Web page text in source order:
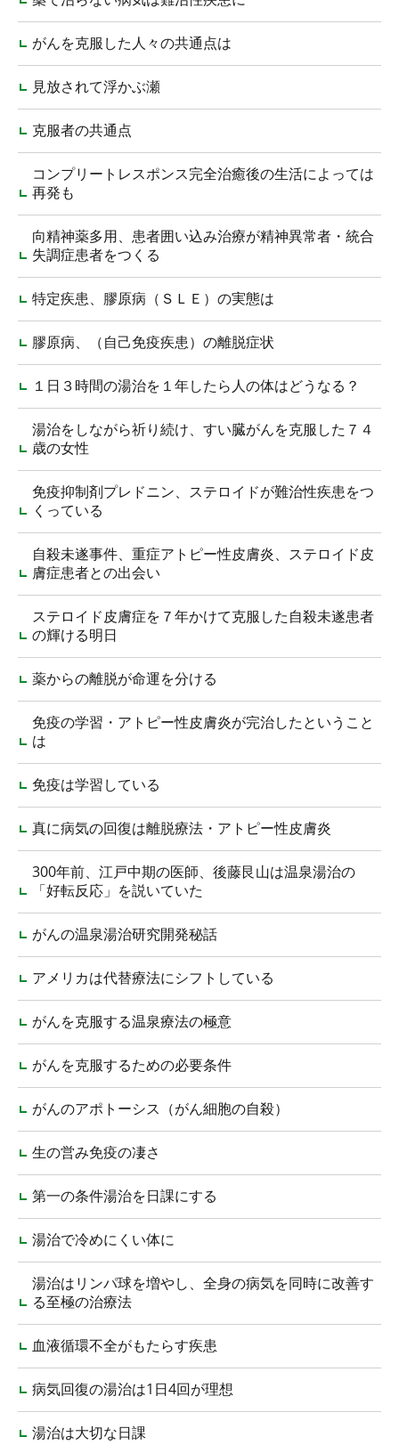
がんを克服した人々の共通点は
見放されて浮かぶ瀬
克服者の共通点
コンプリートレスポンス完全治癒後の生活によっては
再発も
向精神薬多用、患者囲い込み治療が精神異常者・統合
失調症患者をつくる
特定疾患、膠原病（ＳＬＥ）の実態は
膠原病、（自己免疫疾患）の離脱症状
１日３時間の湯治を１年したら人の体はどうなる？
湯治をしながら祈り続け、すい臓がんを克服した７４
歳の女性
免疫抑制剤プレドニン、ステロイドが難治性疾患をつ
くっている
自殺未遂事件、重症アトピー性皮膚炎、ステロイド皮
膚症患者との出会い
ステロイド皮膚症を７年かけて克服した自殺未遂患者
の輝ける明日
薬からの離脱が命運を分ける
免疫の学習・アトピー性皮膚炎が完治したということ
は
免疫は学習している
真に病気の回復は離脱療法・アトピー性皮膚炎
300年前、江戸中期の医師、後藤艮山は温泉湯治の
「好転反応」を説いていた
がんの温泉湯治研究開発秘話
アメリカは代替療法にシフトしている
がんを克服する温泉療法の極意
がんを克服するための必要条件
がんのアポトーシス（がん細胞の自殺）
生の営み免疫の凄さ
第一の条件湯治を日課にする
湯治で冷めにくい体に
湯治はリンパ球を増やし、全身の病気を同時に改善す
る至極の治療法
血液循環不全がもたらす疾患
病気回復の湯治は1日4回が理想
湯治は大切な日課